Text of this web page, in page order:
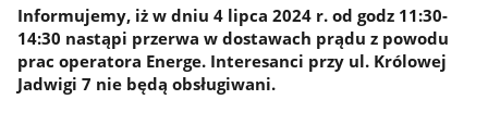
Informujemy, iż w dniu 4 lipca 2024 r. od godz 11:30-
14:30 nastąpi przerwa w dostawach prądu z powodu
prac operatora Energe. Interesanci przy ul. Królowej
Jadwigi 7 nie będą obsługiwani.